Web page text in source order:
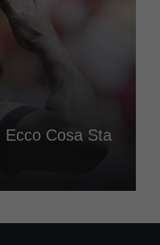
Ecco Cosa Sta